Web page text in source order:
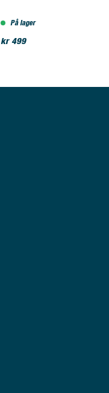
På lager
kr 499